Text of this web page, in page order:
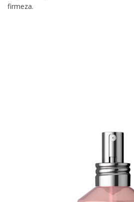
firmeza.